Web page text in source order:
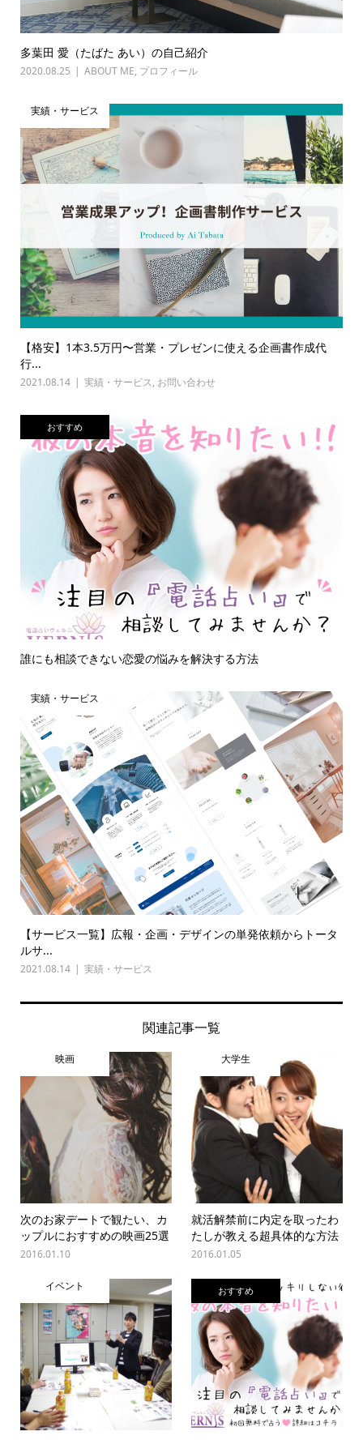
多葉田 愛（たばた あい）の自己紹介
2020.08.25 ABOUT ME, プロフィール
実績・サービス
【格安】1本3.5万円〜営業・プレゼンに使える企画書作成代
行...
2021.08.14 実績・サービス, お問い合わせ
おすすめ
誰にも相談できない恋愛の悩みを解決する方法
実績・サービス
【サービス一覧】広報・企画・デザインの単発依頼からトータ
ルサ...
2021.08.14 実績・サービス
関連記事一覧
映画
次のお家デートで観たい、カ
ップルにおすすめの映画25選
2016.01.10
大学生
就活解禁前に内定を取ったわ
たしが教える超具体的な方法
2016.01.05
イベント おすすめ